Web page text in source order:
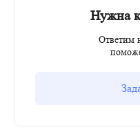
Нужна
Ответим